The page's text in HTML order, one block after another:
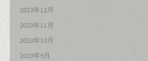
2023年12月
2023年11月
2023年10月
2023年9月